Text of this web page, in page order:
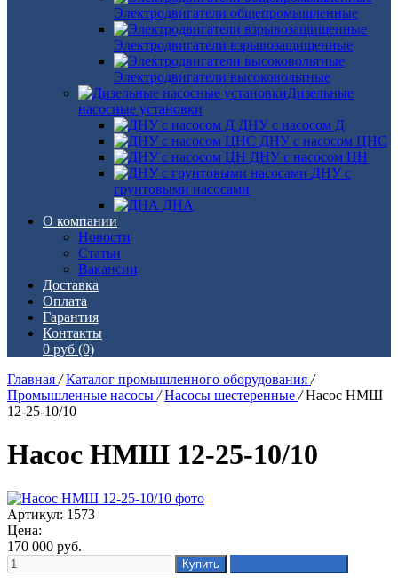
Электродвигатели общепромышленные
Электродвигатели взрывозащищенные
Электродвигатели высоковольтные
Дизельные
насосные установки
ДНУ с насосом Д
ДНУ с насосом ЦНС
ДНУ с насосом ЦН
ДНУ с
грунтовыми насосами
ДНА
О компании
Новости
Статьи
Вакансии
Доставка
Оплата
Гарантия
Контакты
0 руб (0)
Главная / Каталог промышленного оборудования /
Промышленные насосы / Насосы шестеренные / Насос НМШ
12-25-10/10
Насос НМШ 12-25-10/10
Артикул: 1573
Цена:
170 000 руб.